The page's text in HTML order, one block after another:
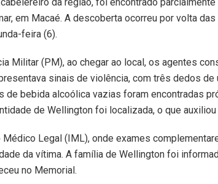
da região, foi encontrado
em Macaé. A descoberta ocorreu por volta
feira (6).
Militar (PM), ao chegar ao local, os agentes
sinais de violência, com três dedos de
bebida alcoólica vazias foram encontradas
de Wellington foi localizada, o que
Legal (IML), onde exames
da vítima. A família de Wellington foi
no Memorial.